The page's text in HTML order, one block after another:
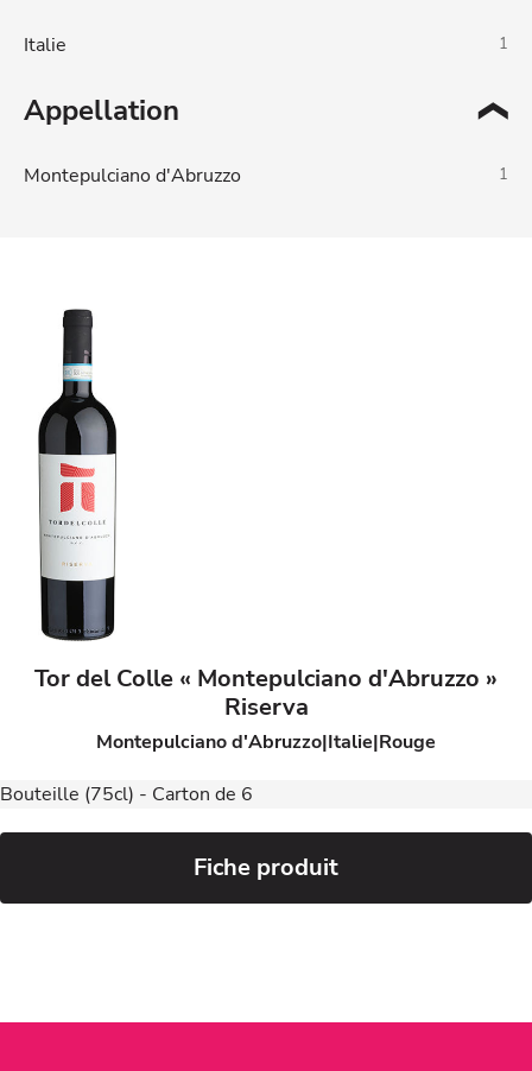
Italie
Appellation
Montepulciano d'Abruzzo
Tor del Colle « Montepulciano d'Abruzzo »
Riserva
Montepulciano d'Abruzzo Italie Rouge
Bouteille (75cl) - Carton de 6
Fiche produit